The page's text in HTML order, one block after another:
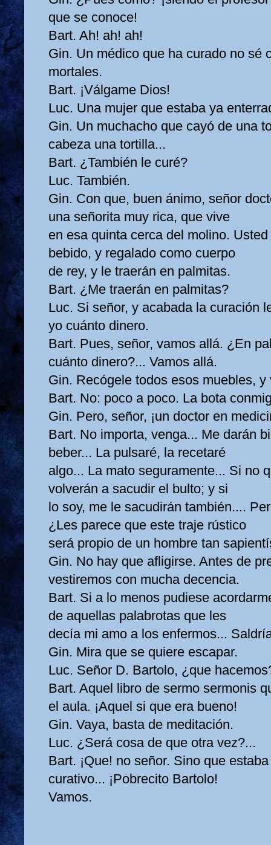
que se conoce!
Bart. Ah! ah! ah!
Gin. Un médico que ha curado no sé
mortales.
Bart. ¡Válgame Dios!
Luc. Una mujer que estaba ya
Gin. Un muchacho que cayó de una
cabeza una tortilla...
Bart. ¿También le curé?
Luc. También.
Gin. Con que, buen ánimo, señor
una señorita muy rica, que vive
en esa quinta cerca del molino.
bebido, y regalado como cuerpo
de rey, y le traerán en palmitas.
Bart. ¿Me traerán en palmitas?
Luc. Si señor, y acabada la curación
yo cuánto dinero.
Bart. Pues, señor, vamos allá. ¿En
cuánto dinero?... Vamos allá.
Gin. Recógele todos esos muebles, y
Bart. No: poco a poco. La bota
Gin. Pero, señor, ¡un doctor en
Bart. No importa, venga... Me darán
beber... La pulsaré, la recetaré
algo... La mato seguramente... Si no
volverán a sacudir el bulto; y si
lo soy, me le sacudirán también....
¿Les parece que este traje rústico
será propio de un hombre tan
Gin. No hay que afligirse. Antes de
vestiremos con mucha decencia.
Bart. Si a lo menos pudiese
de aquellas palabrotas que les
decía mi amo a los enfermos...
Gin. Mira que se quiere escapar.
Luc. Señor D. Bartolo, ¿que
Bart. Aquel libro de sermo sermonis
el aula. ¡Aquel si que era bueno!
Gin. Vaya, basta de meditación.
Luc. ¿Será cosa de que otra vez?...
Bart. ¡Que! no señor. Sino que
curativo... ¡Pobrecito Bartolo!
Vamos.